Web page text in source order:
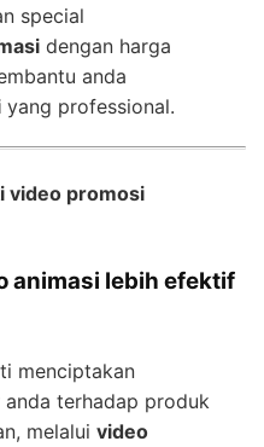
special
dengan harga
anda
yang professional.
video promosi
animasi lebih efektif
menciptakan
terhadap produk
melalui video